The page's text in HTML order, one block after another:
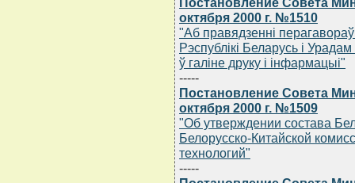
октября 2000 г. №1510
"Аб правядзеннi
Рэспублiкi Беларусь i
ў галiне друку i iнфармацыi"
-----
Постановление Совета
октября 2000 г. №1509
"Об утверждении состава
Белорусско-Китайской
технологий"
-----